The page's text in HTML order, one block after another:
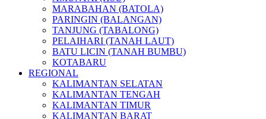
MARABAHAN (BATOLA)
PARINGIN (BALANGAN)
TANJUNG (TABALONG)
PELAIHARI (TANAH LAUT)
BATU LICIN (TANAH BUMBU)
KOTABARU
REGIONAL
KALIMANTAN SELATAN
KALIMANTAN TENGAH
KALIMANTAN TIMUR
KALIMANTAN BARAT